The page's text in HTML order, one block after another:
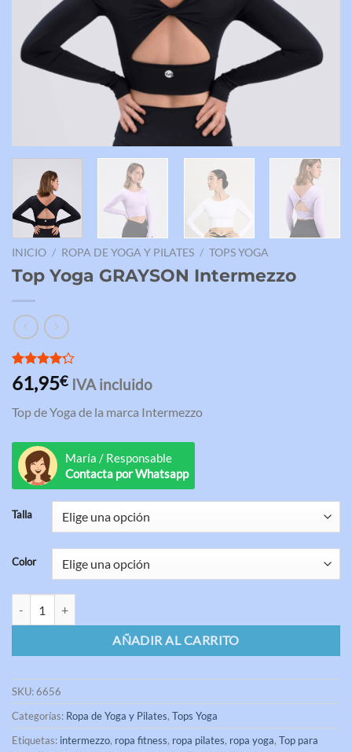
INICIO / ROPA DE YOGA Y PILATES / TOPS YOGA
Top Yoga GRAYSON Intermezzo
Valorado
con4.17
base a
6
de
clientes
61,95€ IVA incluido
Top de Yoga de la marca Intermezzo
María / Responsable
Contacta por Whatsapp
Talla
Color
AÑADIR AL CARRITO
SKU:6656
Categorías: Ropa de Yoga y Pilates, Tops Yoga
Etiquetas: intermezzo, ropa fitness, ropa pilates, ropa yoga, Top para